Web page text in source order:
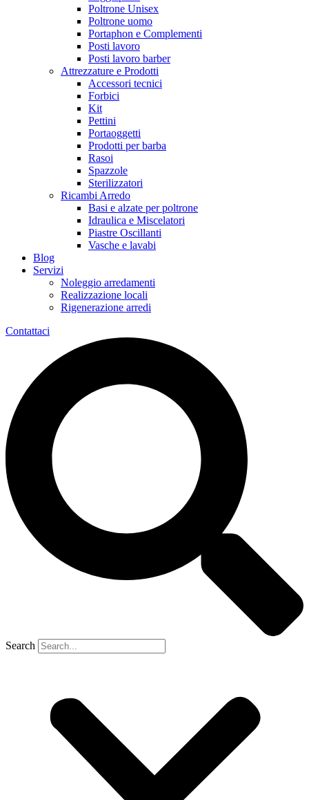
Poltrone Unisex
Poltrone uomo
Portaphon e Complementi
Posti lavoro
Posti lavoro barber
Attrezzature e Prodotti
Accessori tecnici
Forbici
Kit
Pettini
Portaoggetti
Prodotti per barba
Rasoi
Spazzole
Sterilizzatori
Ricambi Arredo
Basi e alzate per poltrone
Idraulica e Miscelatori
Piastre Oscillanti
Vasche e lavabi
Blog
Servizi
Noleggio arredamenti
Realizzazione locali
Rigenerazione arredi
Contattaci
Search